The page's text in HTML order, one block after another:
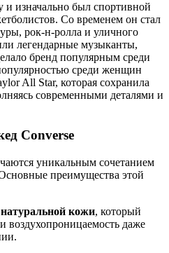
и изначально был спортивной
Со временем он стал
рок-н-ролла и уличного
легендарные музыканты,
бренд популярным среди
среди женщин
All Star, которая сохранила
современными деталями и
Converse
уникальным сочетанием
преимущества этой
кожи, который
воздухопроницаемость даже